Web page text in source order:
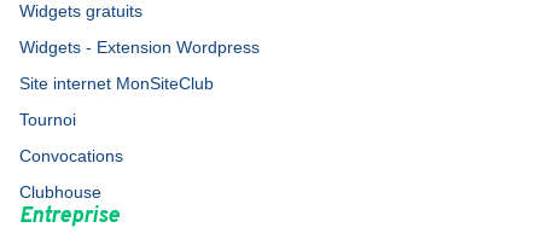
Widgets gratuits
Widgets - Extension Wordpress
Site internet MonSiteClub
Tournoi
Convocations
Clubhouse
Entreprise